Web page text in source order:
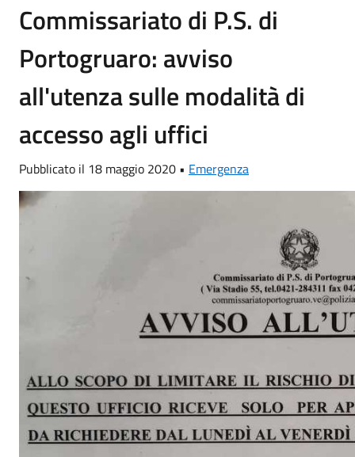
Commissariato di P.S. di
Portogruaro: avviso
all'utenza sulle modalità di
accesso agli uffici
Pubblicato il 18 maggio 2020 • Emergenza